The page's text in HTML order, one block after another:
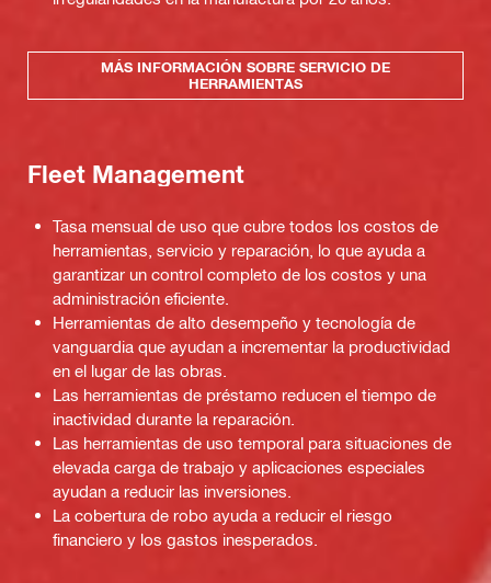
MÁS INFORMACIÓN SOBRE SERVICIO DE
HERRAMIENTAS
Fleet Management
Tasa mensual de uso que cubre todos los costos de
herramientas, servicio y reparación, lo que ayuda a
garantizar un control completo de los costos y una
administración eficiente.
Herramientas de alto desempeño y tecnología de
vanguardia que ayudan a incrementar la productividad
en el lugar de las obras.
Las herramientas de préstamo reducen el tiempo de
inactividad durante la reparación.
Las herramientas de uso temporal para situaciones de
elevada carga de trabajo y aplicaciones especiales
ayudan a reducir las inversiones.
La cobertura de robo ayuda a reducir el riesgo
financiero y los gastos inesperados.